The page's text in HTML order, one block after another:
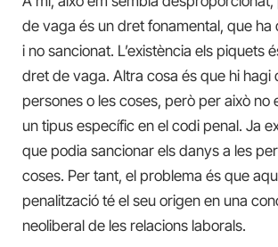
de vaga és un dret fonamental, que ha
i no sancionat. L’existència els piquets
dret de vaga. Altra cosa és que hi hagi
persones o les coses, però per això no
un tipus específic en el codi penal. Ja
que podia sancionar els danys a les
coses. Per tant, el problema és que
penalització té el seu origen en una
neoliberal de les relacions laborals.